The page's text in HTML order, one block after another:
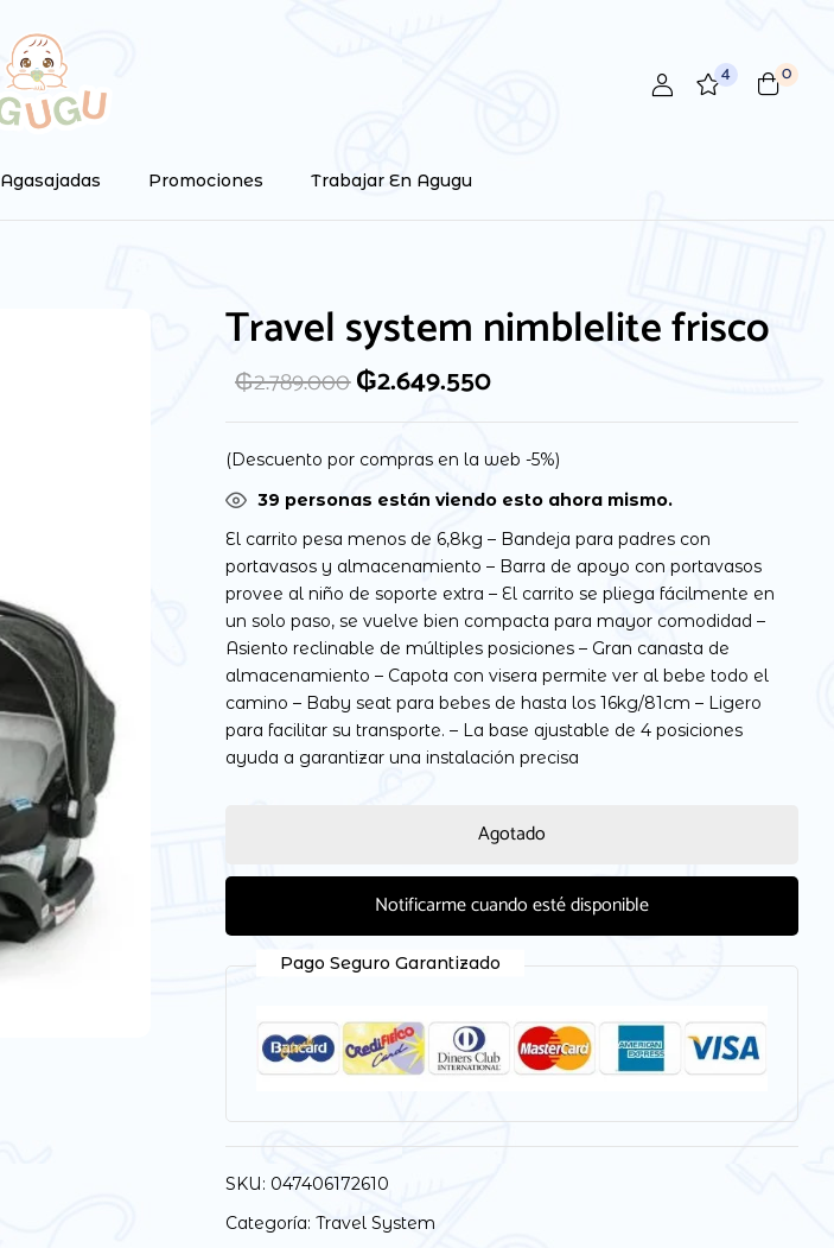
4 0
Agasajadas Promociones Trabajar En Agugu
Travel system nimblelite frisco
₲2.789.000₲2.649.550
(Descuento por compras en la web -5%)
33 personas están viendo esto ahora mismo.
El carrito pesa menos de 6,8kg – Bandeja para padres con
portavasos y almacenamiento – Barra de apoyo con portavasos
provee al niño de soporte extra – El carrito se pliega fácilmente en
un solo paso, se vuelve bien compacta para mayor comodidad –
Asiento reclinable de múltiples posiciones – Gran canasta de
almacenamiento – Capota con visera permite ver al bebe todo el
camino – Baby seat para bebes de hasta los 16kg/81cm – Ligero
para facilitar su transporte. – La base ajustable de 4 posiciones
ayuda a garantizar una instalación precisa
Agotado
Notificarme cuando esté disponible
Pago Seguro Garantizado
SKU: 047406172610
Categoría:Travel System
Tu dirección de correo electrónico no será publicada.
marcados con*
Guarda mi nombre, correo electrónico y web en este navegador para la próxima
vez que comente.